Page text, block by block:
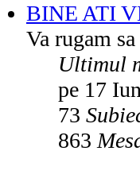
BINE ATI
Va rugam
Ultimul
pe 17
73
863